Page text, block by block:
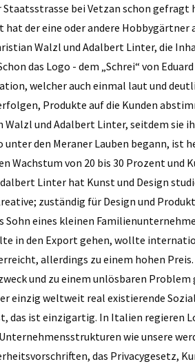
bei Vetzan schon gefragt
der eine oder andere Hobbygärtner
Walzl und Adalbert Linter, die
das Logo - dem „Schrei“ von
welcher auch einmal laut und
Produkte auf die Kunden
und Adalbert Linter, seitdem sie
unter den Meraner Lauben begann, ist
von 20 bis 30 Prozent und
Linter hat Kunst und Design
zuständig für Design und
eines kleinen
in den Export gehen, wollte
allerdings zu einem hohen
und zu einem unlösbaren Problem
einzig weltweit real existierende
ist einzigartig. In Italien regieren
wie unsere
das Privacygesetz,